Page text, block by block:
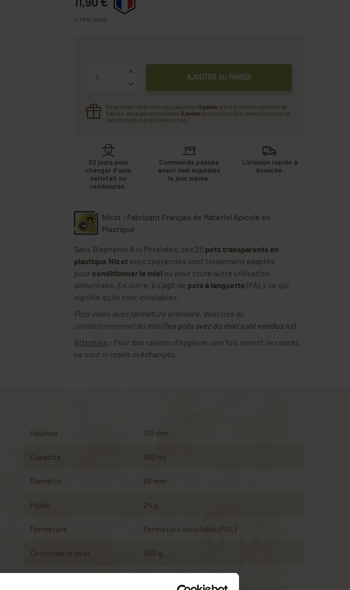
0,48 € / unité
AJOUTER AU PANIER
En achetant ce produit vous gagnerez 11 points grâce à notre programme de
fidélité. Votre panier totalisera 11 points qui pourront être convertis en bon de
réduction pour un prochain achat.
30 jours pour
changer d'avis,
satisfait ou
remboursé.
Commande passée
avant midi expédiée
le jour même.
Livraison rapide à
domicile.
Nicot - Fabricant Français de Matériel Apicole en
Plastique
Sans Bisphénol A ni Phtalates, ces 25 pots transparents en
plastique Nicotavec couvercles sont totalement adaptés
pour conditionner le miel ou pour toute autre utilisation
alimentaire. En outre, il s'agit de pots à languette (PAL), ce qui
signifie qu'ils sont inviolables.
Pots vides avec fermeture ordinaire, destinés au
conditionnement du miel (les pots avec du miel sont vendus ici).
Attention : Pour des raisons d'hygiène, une fois ouvert, les packs
ne sont ni repris ni échangés.
Hauteur 110 mm
Capacité 380 ml
Diamètre 88 mm
Poids 24 g
Fermeture Fermeture inviolable (PAL)
Contenance miel 500 g